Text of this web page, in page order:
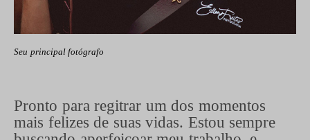
Seu principal fotógrafo
Pronto para regitrar um dos momentos
mais felizes de suas vidas. Estou sempre